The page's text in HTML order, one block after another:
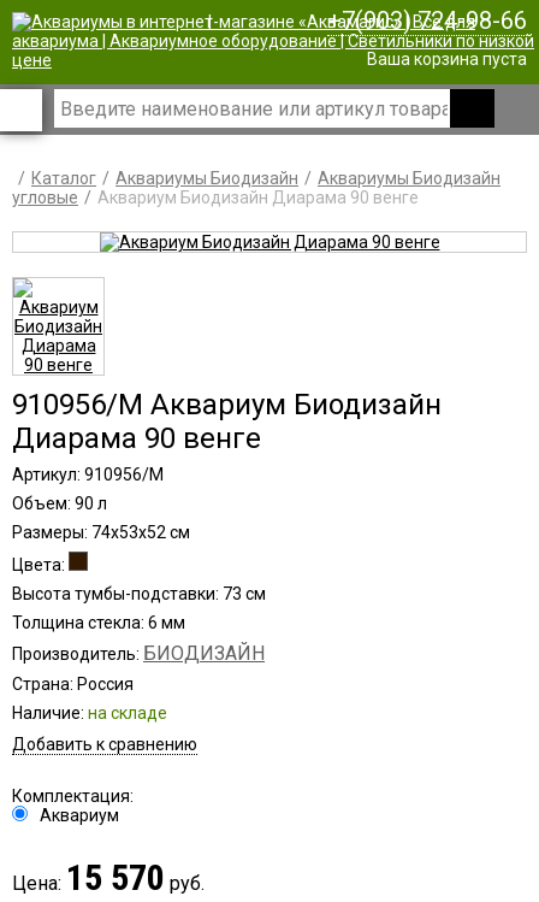
| +7(903) 724-98-66
Ваша корзина пуста
Каталог Аквариумы Биодизайн
Аквариумы Биодизайн
угловые
Аквариум Биодизайн Диарама 90 венге
910956/M Аквариум Биодизайн
Диарама 90 венге
Артикул: 910956/M
Объем: 90 л
Размеры: 74х53х52 см
Цвета:
Высота тумбы-подставки: 73 см
Толщина стекла: 6 мм
Производитель: БИОДИЗАЙН
Страна: Россия
Наличие: на складе
Добавить к сравнению
Комплектация:
Аквариум
Цена: 15 570 руб.